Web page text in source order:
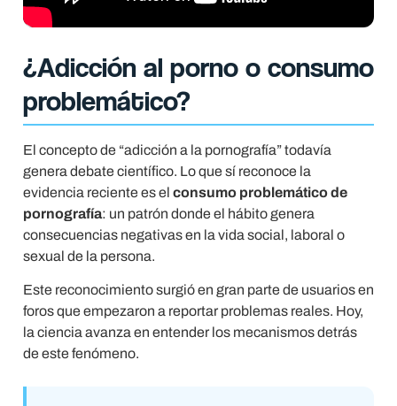
¿Adicción al porno o consumo
problemático?
El concepto de “adicción a la pornografía” todavía
genera debate científico. Lo que sí reconoce la
evidencia reciente es el consumo problemático de
pornografía: un patrón donde el hábito genera
consecuencias negativas en la vida social, laboral o
sexual de la persona.
Este reconocimiento surgió en gran parte de usuarios en
foros que empezaron a reportar problemas reales. Hoy,
la ciencia avanza en entender los mecanismos detrás
de este fenómeno.